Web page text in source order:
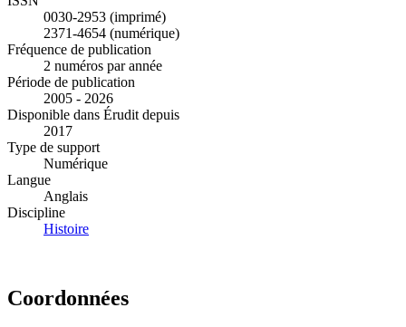
0030-2953 (imprimé)
2371-4654 (numérique)
Fréquence de publication
2 numéros par année
Période de publication
2005 - 2026
Disponible dans Érudit depuis
2017
Type de support
Numérique
Langue
Anglais
Discipline
Histoire
Coordonnées